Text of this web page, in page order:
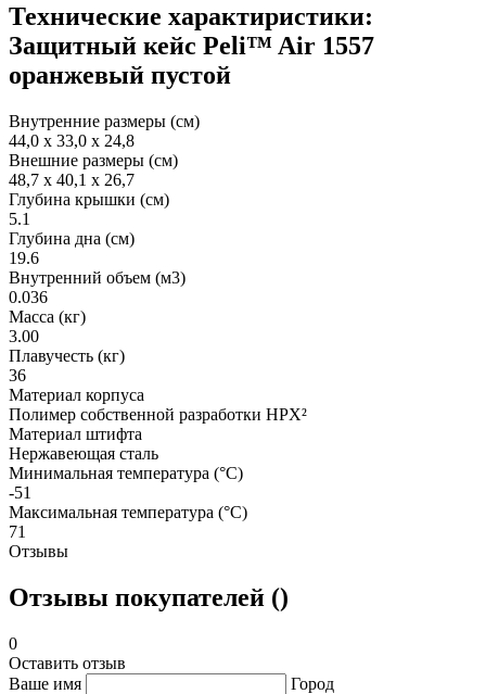
Технические характиристики:
Защитный кейс Peli™ Air 1557
оранжевый пустой
Внутренние размеры (см)
44,0 x 33,0 x 24,8
Внешние размеры (см)
48,7 x 40,1 x 26,7
Глубина крышки (см)
5.1
Глубина дна (см)
19.6
Внутренний объем (м3)
0.036
Масса (кг)
3.00
Плавучесть (кг)
36
Материал корпуса
Полимер собственной разработки HPX²
Материал штифта
Нержавеющая сталь
Минимальная температура (°C)
-51
Максимальная температура (°C)
71
Отзывы
Отзывы покупателей ()
0
Оставить отзыв
Ваше имя
Город